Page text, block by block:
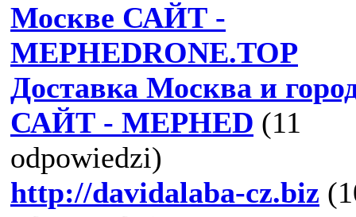
Москве САЙТ -
MEPHEDRONE.TOP
Доставка Москва и
САЙТ - MEPHED (11
odpowiedzi)
http://davidalaba-cz.biz